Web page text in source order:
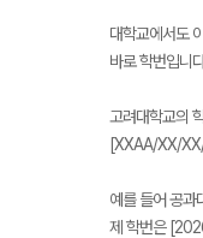
대학교에서도
바로 학번입니
고려대학교의
[XXAA/XX/
예를 들어 공과
제 학번은